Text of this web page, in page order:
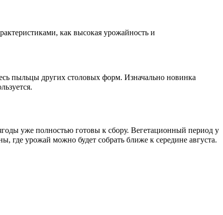
как высокая урожайность и
пыльцы других столовых форм. Изначально новинка
уже полностью готовы к сбору. Вегетационный период у
где урожай можно будет собрать ближе к середине августа.